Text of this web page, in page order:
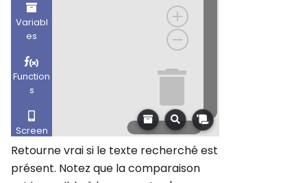
Retourne vrai si le texte recherché est
présent. Notez que la comparaison